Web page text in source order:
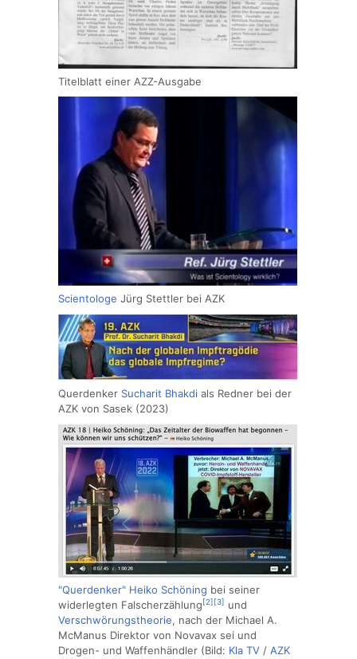
Titelblatt einer AZZ-Ausgabe
Scientologe Jürg Stettler bei AZK
Querdenker Sucharit Bhakdi als Redner bei der
AZK von Sasek (2023)
"Querdenker" Heiko Schöning bei seiner
widerlegten Falscherzählung [2] [3]
und
Verschwörungstheorie, nach der Michael A.
McManus Direktor von Novavax sei und
Drogen- und Waffenhändler (Bild: Kla TV / AZK